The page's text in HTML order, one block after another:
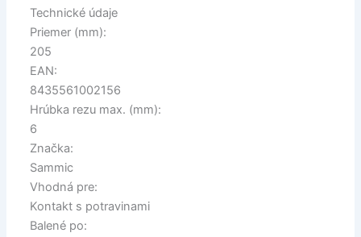
Technické údaje
Priemer (mm):
205
EAN:
8435561002156
Hrúbka rezu max. (mm):
6
Značka:
Sammic
Vhodná pre:
Kontakt s potravinami
Balené po: